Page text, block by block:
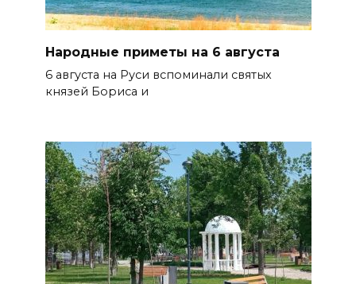
Народные приметы на 6 августа
6 августа на Руси вспоминали святых
князей Бориса и